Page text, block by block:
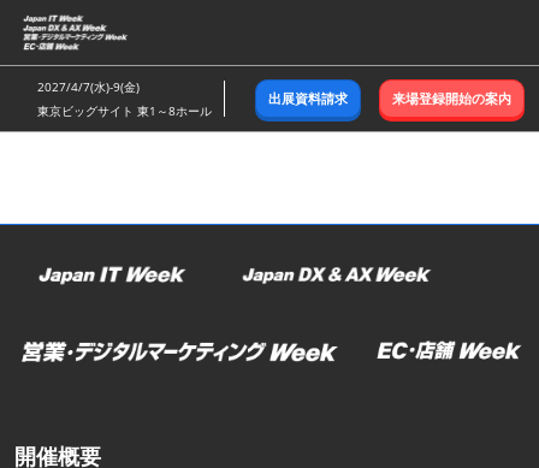
ス
キ
ッ
し
む
2027/4/7(水)-9(金)
東京ビッグサイト 東1～8ホール
出展資料請求 来場登録開始の案内
開催概要